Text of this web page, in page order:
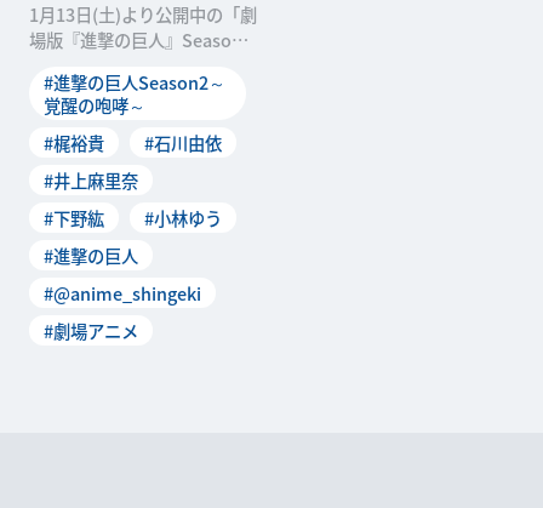
1月13日(土)より公開中の「劇
場版『進撃の巨人』Season
画初日満足
#進撃の巨人Season2～
覚醒の咆哮～
#梶裕貴
#石川由依
#井上麻里奈
#下野紘
#小林ゆう
#進撃の巨人
#@anime_shingeki
#劇場アニメ